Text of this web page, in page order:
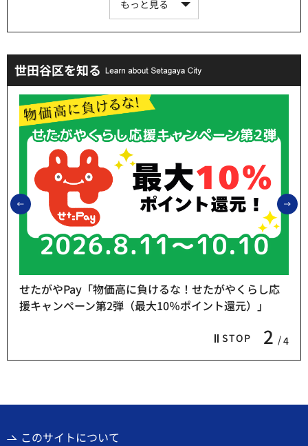
もっと見る
世田谷区を知る
前のスライドを表示
STOP 2 4
せたがやPay「物価高に負けるな！せたがやくらし応
援キャンペーン第2弾（最大10％ポイント還元）」
このサイトについて